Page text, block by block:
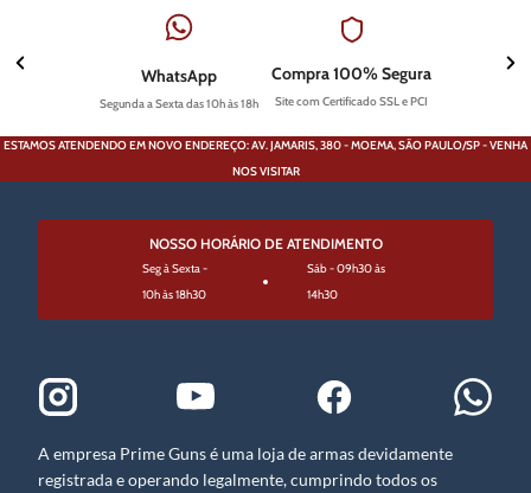
WhatsApp
Segunda a Sexta das 10h às 18h
Compra 100% Segura
Site com Certificado SSL e PCI
ESTAMOS ATENDENDO EM NOVO ENDEREÇO: AV. JAMARIS, 380 - MOEMA, SÃO PAULO/SP - VENHA
NOS VISITAR
NOSSO HORÁRIO DE ATENDIMENTO
Seg à Sexta -
10h às 18h30
Sáb - 09h30 às
14h30
A empresa Prime Guns é uma loja de armas devidamente
registrada e operando legalmente, cumprindo todos os